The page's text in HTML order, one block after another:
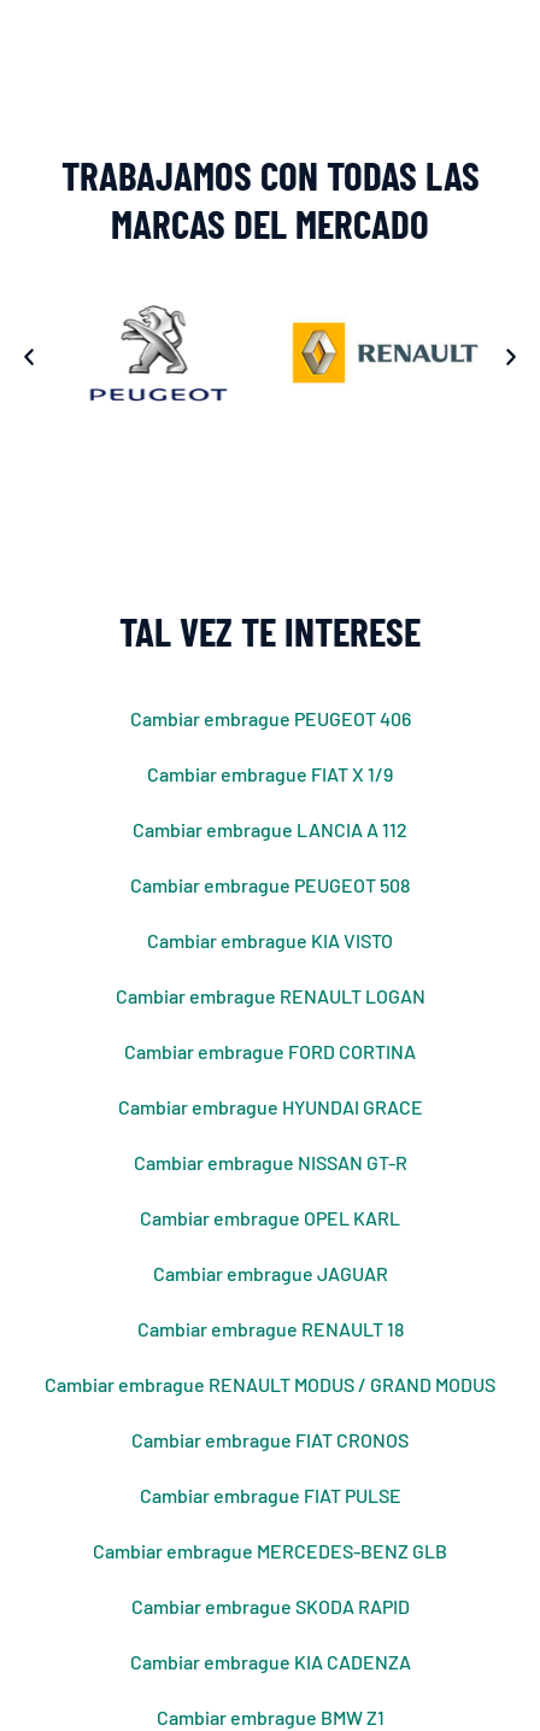
TRABAJAMOS CON TODAS LAS
MARCAS DEL MERCADO
TAL VEZ TE INTERESE
Cambiar embrague PEUGEOT 406
Cambiar embrague FIAT X 1/9
Cambiar embrague LANCIA A 112
Cambiar embrague PEUGEOT 508
Cambiar embrague KIA VISTO
Cambiar embrague RENAULT LOGAN
Cambiar embrague FORD CORTINA
Cambiar embrague HYUNDAI GRACE
Cambiar embrague NISSAN GT-R
Cambiar embrague OPEL KARL
Cambiar embrague JAGUAR
Cambiar embrague RENAULT 18
Cambiar embrague RENAULT MODUS / GRAND MODUS
Cambiar embrague FIAT CRONOS
Cambiar embrague FIAT PULSE
Cambiar embrague MERCEDES-BENZ GLB
Cambiar embrague SKODA RAPID
Cambiar embrague KIA CADENZA
Cambiar embrague BMW Z1